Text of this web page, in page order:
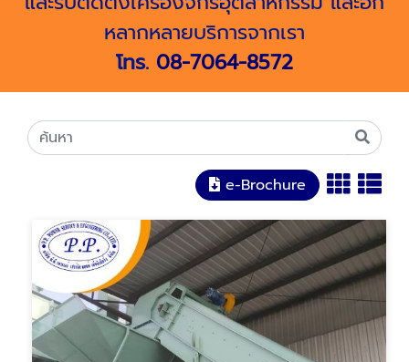
หลากหลายบริการจากเรา
โทร. 08-7064-8572
e-Brochure